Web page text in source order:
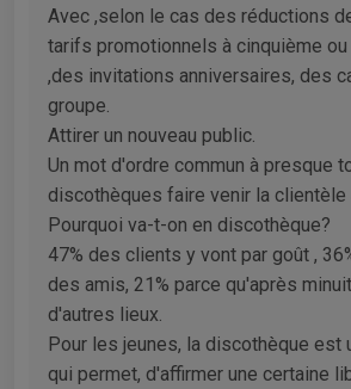
Avec ,selon le cas des réductions
tarifs promotionnels à cinquième
,des invitations anniversaires, des
groupe.
Attirer un nouveau public.
Un mot d'ordre commun à presque
discothèques faire venir la clientèle
Pourquoi va-t-on en discothèque?
47% des clients y vont par goût ,
des amis, 21% parce qu'après
d'autres lieux.
Pour les jeunes, la discothèque est
qui permet, d'affirmer une certaine